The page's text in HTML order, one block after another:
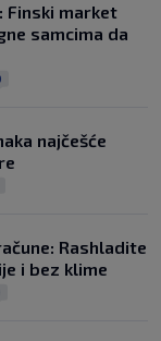
Finski market
samcima da
najčešće
Rashladite
i bez klime